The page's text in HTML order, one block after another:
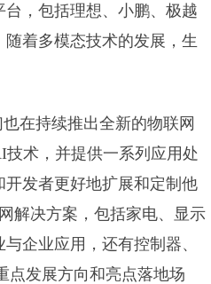
，包括理想、小鹏、极越
着多模态技术的发展，生
在持续推出全新的物联网
术，并提供一系列应用处
发者更好地扩展和定制他
解决方案，包括家电、显示
企业应用，还有控制器、
点发展方向和亮点落地场